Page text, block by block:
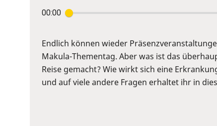
00:00
Enter
Space
to
show
volume
Endlich können wieder
Makula-Thementag. Aber was ist das
Reise gemacht? Wie wirkt sich eine
und auf viele andere Fragen erhaltet ihr in